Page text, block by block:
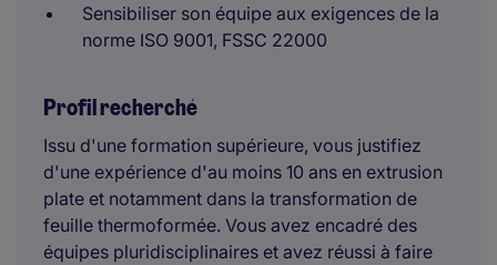
Sensibiliser son équipe aux exigences de la
norme ISO 9001, FSSC 22000
Profil recherché
Issu d'une formation supérieure, vous justifiez
d'une expérience d'au moins 10 ans en extrusion
plate et notamment dans la transformation de
feuille thermoformée. Vous avez encadré des
équipes pluridisciplinaires et avez réussi à faire